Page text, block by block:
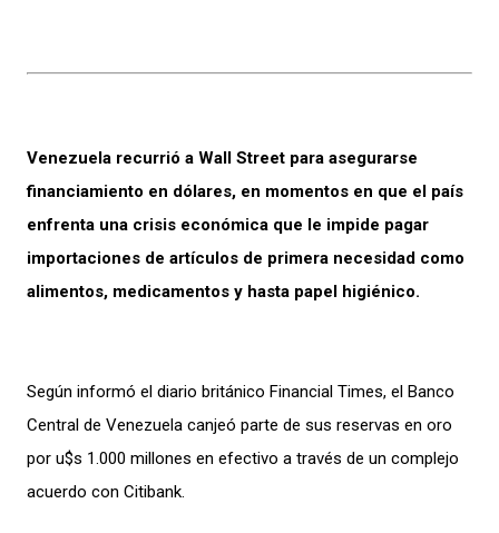
Venezuela recurrió a Wall Street para asegurarse
financiamiento en dólares, en momentos en que el país
enfrenta una crisis económica que le impide pagar
importaciones de artículos de primera necesidad como
alimentos, medicamentos y hasta papel higiénico.
Según informó el diario británico Financial Times, el Banco
Central de Venezuela canjeó parte de sus reservas en oro
por u$s 1.000 millones en efectivo a través de un complejo
acuerdo con Citibank.